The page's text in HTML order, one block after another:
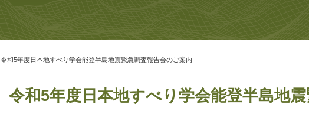
令和5年度日本地すべり学会能登半島地震緊急調査報告会のご案内
令和5年度日本地すべり学会能登半島地